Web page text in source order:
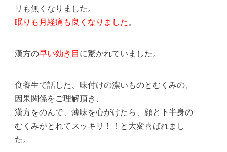
リも無くなりました。
眠りも月経痛も良くなりました 。
漢方の早い効き目 に驚かれていました。
食養生で話した、味付けの濃いものとむくみの、
因果関係をご理解頂き、
漢方をのんで、薄味を心がけたら、顔と下半身の
むくみがとれてスッキリ！！と大変喜ばれまし
た。